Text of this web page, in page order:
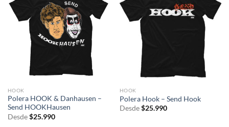
HOOK
Polera HOOK & Danhausen –
Send HOOKHausen
Desde $25.990
HOOK
Polera Hook – Send Hook
Desde $25.990